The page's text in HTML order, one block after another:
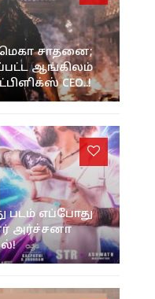
மெகா சாதனை;
ஆங்கிலம்
CEO..!
படம் எப்போது
அர்ச்சனா